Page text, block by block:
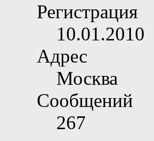
Регистрация
10.01.2010
Адрес
Москва
Сообщений
267